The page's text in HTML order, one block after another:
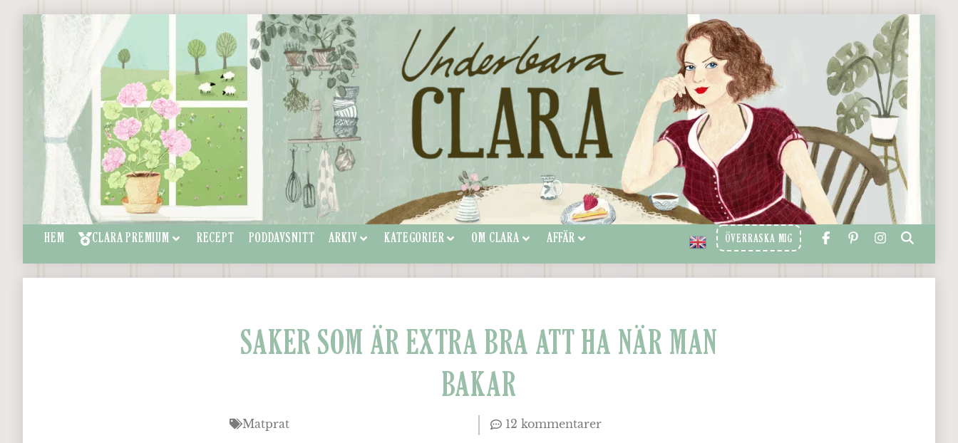
HEM CLARA PREMIUM RECEPT PODDAVSNITT ARKIV KATEGORIER OM CLARA AFFÄR ÖVERRASKA MIG
SAKER SOM ÄR EXTRA BRA ATT HA NÄR MAN
BAKAR
Matprat 12 kommentarer